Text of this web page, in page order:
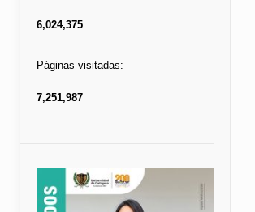
6,024,375
Páginas visitadas:
7,251,987